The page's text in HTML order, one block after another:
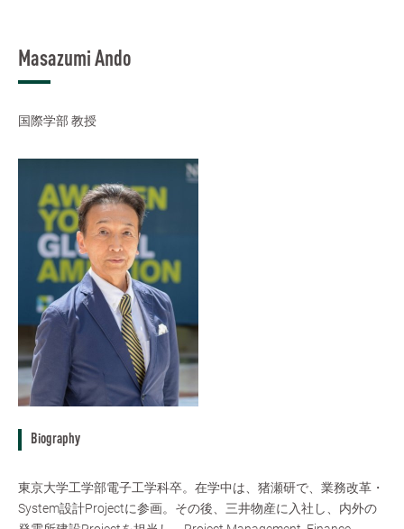
Masazumi Ando
国際学部 教授
Biography
東京大学工学部電子工学科卒。在学中は、猪瀬研で、業務改革・
System設計Projectに参画。その後、三井物産に入社し、内外の